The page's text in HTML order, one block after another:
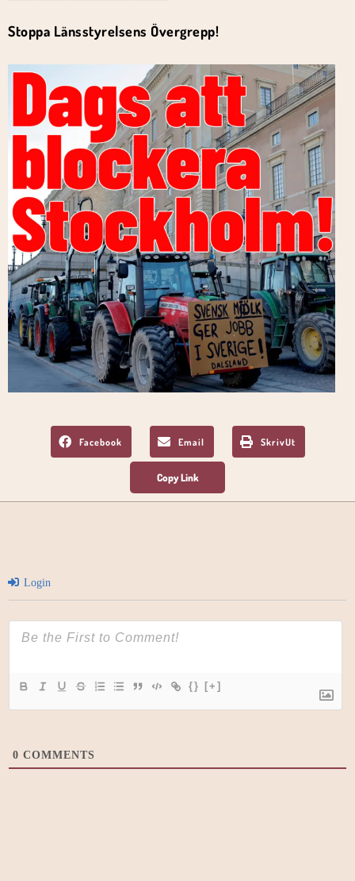
Stoppa Länsstyrelsens Övergrepp!
Facebook Email SkrivUt
Login
{} [+]
0 COMMENTS